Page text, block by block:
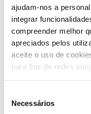
ajudam-nos a
integrar
compreender melhor
apreciados pelos
aceite o uso de
para fins de redes
parte da sua utilização
Necessários
Portas de